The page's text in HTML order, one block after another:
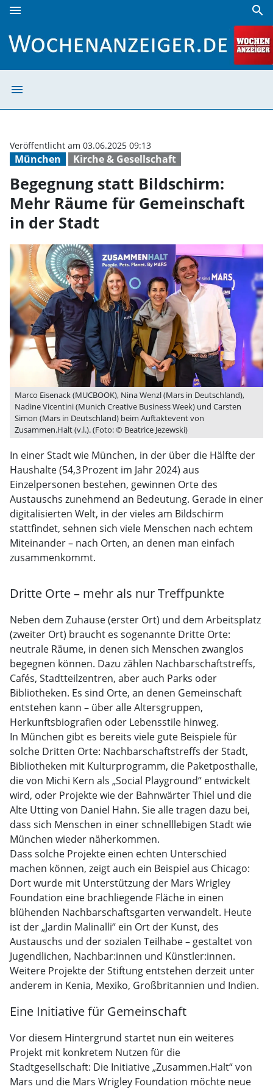
menu search
menu
München Kirche & Gesellschaft
Veröffentlicht am 03.06.2025 09:13
Begegnung statt Bildschirm:
Mehr Räume für Gemeinschaft
in der Stadt
Marco Eisenack (MUCBOOK), Nina Wenzl (Mars in Deutschland),
Nadine Vicentini (Munich Creative Business Week) und Carsten
Simon (Mars in Deutschland) beim Auftaktevent von
Zusammen.Halt (v.l.). (Foto: © Beatrice Jezewski)
In einer Stadt wie München, in der über die Hälfte der
Haushalte (54,3 Prozent im Jahr 2024) aus
Einzelpersonen bestehen, gewinnen Orte des
Austauschs zunehmend an Bedeutung. Gerade in einer
digitalisierten Welt, in der vieles am Bildschirm
stattfindet, sehnen sich viele Menschen nach echtem
Miteinander – nach Orten, an denen man einfach
zusammenkommt.
Dritte Orte – mehr als nur Treffpunkte
Neben dem Zuhause (erster Ort) und dem Arbeitsplatz
(zweiter Ort) braucht es sogenannte Dritte Orte:
neutrale Räume, in denen sich Menschen zwanglos
begegnen können. Dazu zählen Nachbarschaftstreffs,
Cafés, Stadtteilzentren, aber auch Parks oder
Bibliotheken. Es sind Orte, an denen Gemeinschaft
entstehen kann – über alle Altersgruppen,
Herkunftsbiografien oder Lebensstile hinweg.
In München gibt es bereits viele gute Beispiele für
solche Dritten Orte: Nachbarschaftstreffs der Stadt,
Bibliotheken mit Kulturprogramm, die Paketposthalle,
die von Michi Kern als „Social Playground“ entwickelt
wird, oder Projekte wie der Bahnwärter Thiel und die
Alte Utting von Daniel Hahn. Sie alle tragen dazu bei,
dass sich Menschen in einer schnelllebigen Stadt wie
München wieder näherkommen.
Dass solche Projekte einen echten Unterschied
machen können, zeigt auch ein Beispiel aus Chicago:
Dort wurde mit Unterstützung der Mars Wrigley
Foundation eine brachliegende Fläche in einen
blühenden Nachbarschaftsgarten verwandelt. Heute
ist der „Jardin Malinalli“ ein Ort der Kunst, des
Austauschs und der sozialen Teilhabe – gestaltet von
Jugendlichen, Nachbar:innen und Künstler:innen.
Weitere Projekte der Stiftung entstehen derzeit unter
anderem in Kenia, Mexiko, Großbritannien und Indien.
Eine Initiative für Gemeinschaft
Vor diesem Hintergrund startet nun ein weiteres
Projekt mit konkretem Nutzen für die
Stadtgesellschaft: Die Initiative „Zusammen.Halt“ von
Mars und die Mars Wrigley Foundation möchte neue